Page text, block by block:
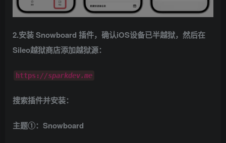
2.安装 Snowboard 插件，确认iOS设备已半越狱，然后在
Sileo越狱商店添加越狱源：
https://sparkdev.me
搜索插件并安装：
主题①：Snowboard